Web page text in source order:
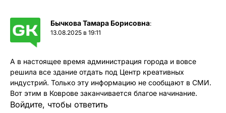
Бычкова Тамара Борисовна:
13.08.2025 в 19:11
А в настоящее время администрация города и вовсе
решила все здание отдать под Центр креативных
индустрий. Только эту информацию не сообщают в СМИ.
Вот этим в Коврове заканчивается благое начинание.
Войдите, чтобы ответить